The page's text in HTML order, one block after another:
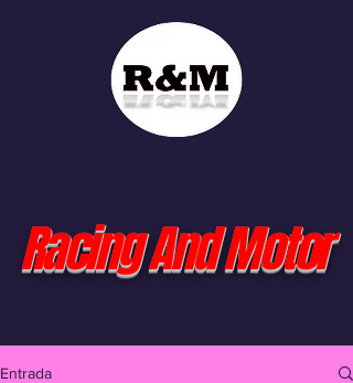
Racing And Motor
Entrada